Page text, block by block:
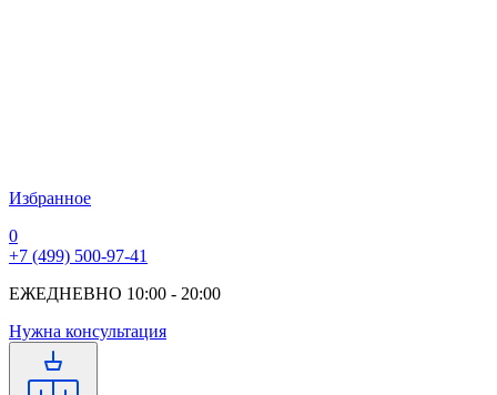
Избранное
0
+7 (499) 500-97-41
ЕЖЕДНЕВНО 10:00 - 20:00
Нужна консультация